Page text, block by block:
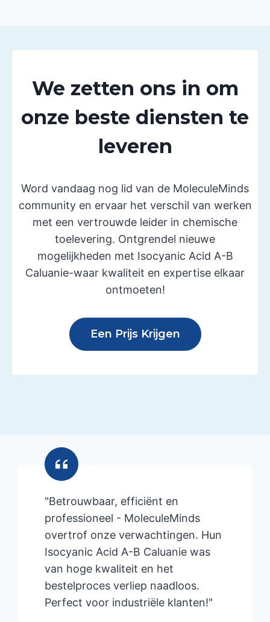
We zetten ons in om
onze beste diensten te
leveren
Word vandaag nog lid van de MoleculeMinds
community en ervaar het verschil van werken
met een vertrouwde leider in chemische
toelevering. Ontgrendel nieuwe
mogelijkheden met Isocyanic Acid A-B
Caluanie-waar kwaliteit en expertise elkaar
ontmoeten!
Een Prijs Krijgen
"Betrouwbaar, efficiënt en
professioneel - MoleculeMinds
overtrof onze verwachtingen. Hun
Isocyanic Acid A-B Caluanie was
van hoge kwaliteit en het
bestelproces verliep naadloos.
Perfect voor industriële klanten!"